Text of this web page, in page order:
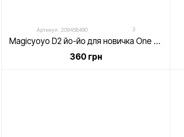
Артикул: 209458490 3
Magicyoyo D2 йо-йо для новичка One Third Оранжевый
360 грн